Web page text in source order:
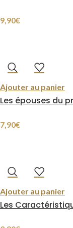
9,90€
Ajouter au panier
7,90€
Ajouter au panier
Les